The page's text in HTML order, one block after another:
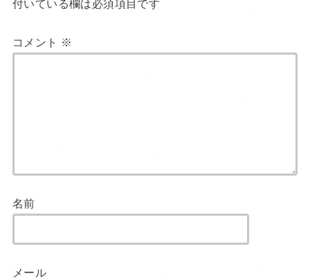
付いている欄は必須項目です
コメント ※
名前
メール